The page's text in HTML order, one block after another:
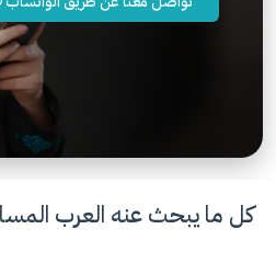
كل ما يبحث عنه العرب